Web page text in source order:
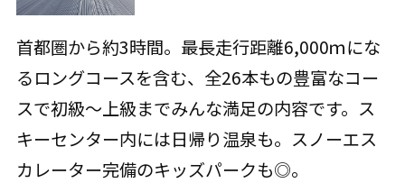
首都圏から約3時間。最長走行距離6,000ｍにな
るロングコースを含む、全26本もの豊富なコー
スで初級～上級までみんな満足の内容です。ス
キーセンター内には日帰り温泉も。スノーエス
カレーター完備のキッズパークも◎。